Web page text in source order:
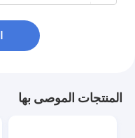
المنتجات الموصى بها